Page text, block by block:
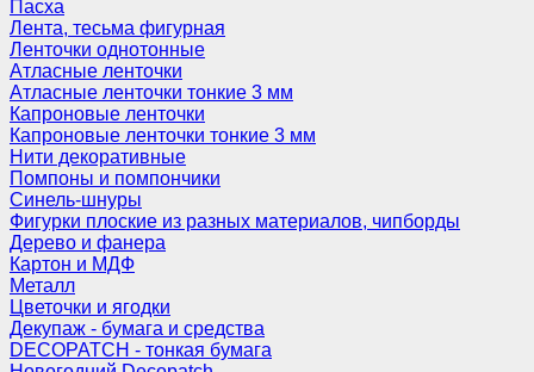
Пасха
Лента, тесьма фигурная
Ленточки однотонные
Атласные ленточки
Атласные ленточки тонкие 3 мм
Капроновые ленточки
Капроновые ленточки тонкие 3 мм
Нити декоративные
Помпоны и помпончики
Синель-шнуры
Фигурки плоские из разных материалов, чипборды
Дерево и фанера
Картон и МДФ
Металл
Цветочки и ягодки
Декупаж - бумага и средства
DECOPATCH - тонкая бумага